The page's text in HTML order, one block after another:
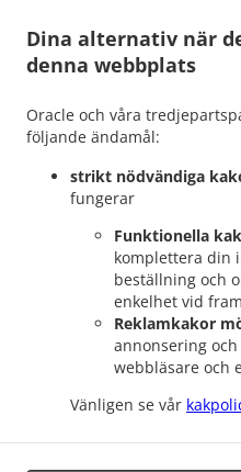
Dina alternativ när
denna webbplats
Oracle och våra
följande ändamål:
strikt nödvändiga
fungerar
Funktionella
komplettera din
beställning och
enkelhet vid
Reklamkakor
annonsering
webbläsare och
Vänligen se vår
603 N Main St, Euless, TX
+1 817-242-4568
Meny
Beställ innan
Kontakta oss
ACCEPTERADE
Hawaiian mat take away Euless